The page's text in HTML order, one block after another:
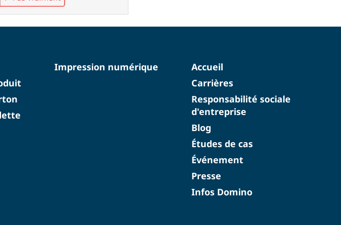
Impression numérique
Accueil
Carrières
Responsabilité sociale
d'entreprise
Blog
Études de cas
Événement
Presse
Infos Domino